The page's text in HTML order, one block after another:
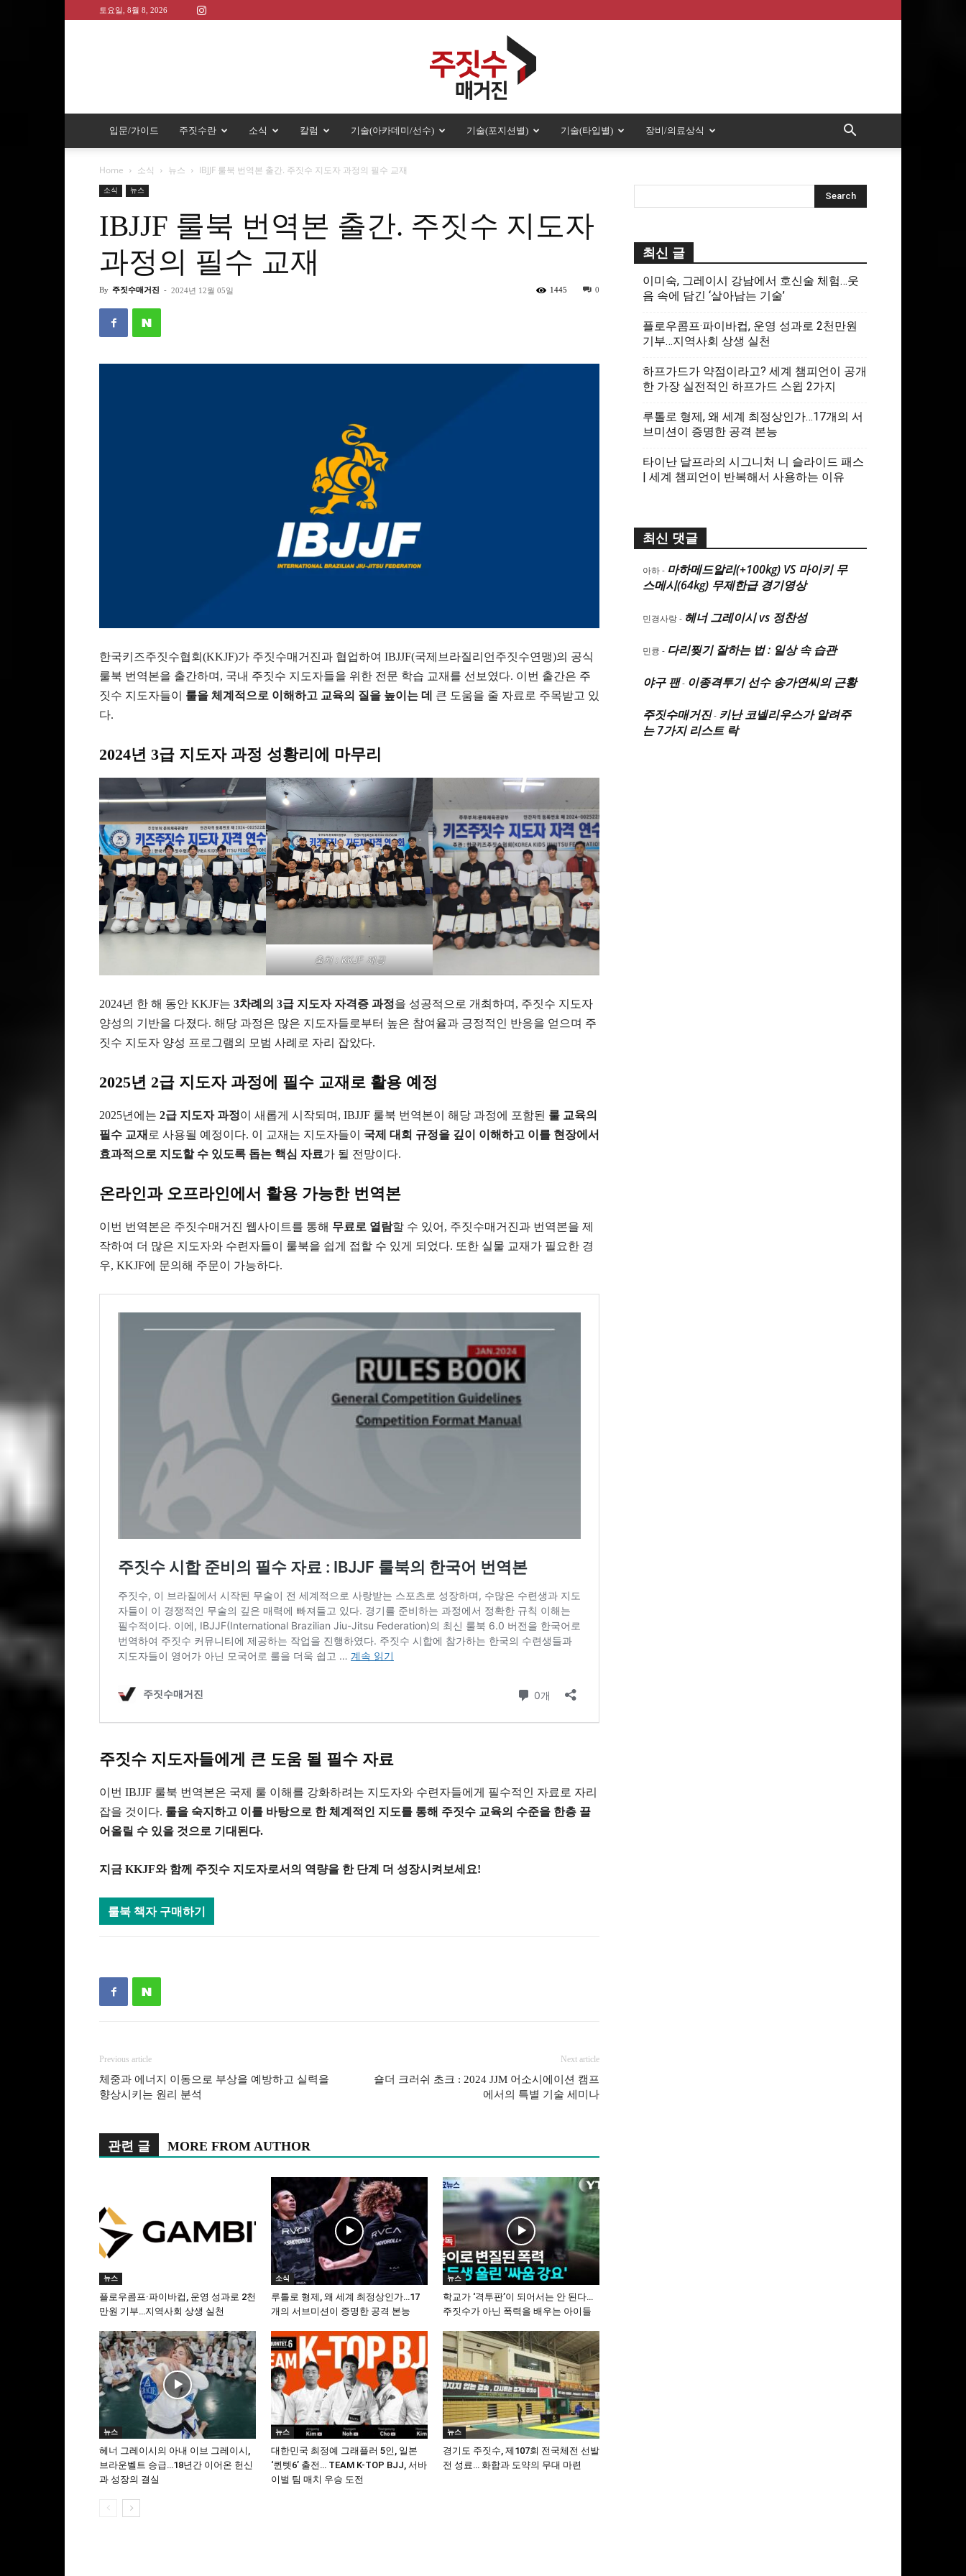
토요일, 8월 8, 2026
주
짓
입문/가이드 주짓수란 소식 칼럼 기술(아카데미/선수) 기술(포지션별) 기술(타입별) 장비/의료상식
Home 소식 뉴스 IBJJF 룰북 번역본 출간. 주짓수 지도자 과정의 필수 교재
소식 뉴스
IBJJF 룰북 번역본 출간. 주짓수 지도자
과정의 필수 교재
By 주짓수매거진 - 2024년 12월 05일 0
1445
한국키즈주짓수협회(KKJF)가 주짓수매거진과 협업하여 IBJJF(국제브라질리언주짓수연맹)의 공식
룰북 번역본을 출간하며, 국내 주짓수 지도자들을 위한 전문 학습 교재를 선보였다. 이번 출간은 주
짓수 지도자들이 룰을 체계적으로 이해하고 교육의 질을 높이는 데
큰 도움을 줄 자료로 주목받고 있
다.
2024년 3급 지도자 과정 성황리에 마무리
출처 : KKJF 제공
2024년 한 해 동안 KKJF는 3차례의 3급 지도자 자격증 과정을 성공적으로 개최하며, 주짓수 지도자
양성의 기반을 다졌다. 해당 과정은 많은 지도자들로부터 높은 참여율과 긍정적인 반응을 얻으며 주
짓수 지도자 양성 프로그램의 모범 사례로 자리 잡았다.
2025년 2급 지도자 과정에 필수 교재로 활용 예정
2025년에는 2급 지도자 과정이 새롭게 시작되며, IBJJF 룰북 번역본이 해당 과정에 포함된 룰 교육의
필수 교재 로 사용될 예정이다. 이 교재는 지도자들이 국제 대회 규정을 깊이 이해하고 이를 현장에서
효과적으로 지도할 수 있도록 돕는 핵심 자료가 될 전망이다.
온라인과 오프라인에서 활용 가능한 번역본
이번 번역본은 주짓수매거진 웹사이트를 통해 무료로 열람할 수 있어, 주짓수매거진과 번역본을 제
작하여 더 많은 지도자와 수련자들이 룰북을 쉽게 접할 수 있게 되었다. 또한 실물 교재가 필요한 경
우, KKJF에 문의해 주문이 가능하다.
주짓수 지도자들에게 큰 도움 될 필수 자료
이번 IBJJF 룰북 번역본은 국제 룰 이해를 강화하려는 지도자와 수련자들에게 필수적인 자료로 자리
잡을 것이다. 룰을 숙지하고 이를 바탕으로 한 체계적인 지도를 통해 주짓수 교육의 수준을 한층 끌
어올릴 수 있을 것으로 기대된다.
지금 KKJF와 함께 주짓수 지도자로서의 역량을 한 단계 더 성장시켜보세요!
룰북 책자 구매하기
Previous article
체중과 에너지 이동으로 부상을 예방하고 실력을
향상시키는 원리 분석
Next article
숄더 크러쉬 초크 : 2024 JJM 어소시에이션 캠프
에서의 특별 기술 세미나
관련 글 MORE FROM AUTHOR
뉴스
플로우콤프·파이바컵, 운영 성과로 2천
만원 기부…지역사회 상생 실천
소식
루톨로 형제, 왜 세계 최정상인가…17
개의 서브미션이 증명한 공격 본능
뉴스
학교가 ‘격투판’이 되어서는 안 된다…
주짓수가 아닌 폭력을 배우는 아이들
뉴스
헤너 그레이시의 아내 이브 그레이시,
브라운벨트 승급…18년간 이어온 헌신
과 성장의 결실
뉴스
대한민국 최정예 그래플러 5인, 일본
‘퀸텟6’ 출전… TEAM K-TOP BJJ, 서바
이벌 팀 매치 우승 도전
뉴스
경기도 주짓수, 제107회 전국체전 선발
전 성료… 화합과 도약의 무대 마련
최신 글
이미숙, 그레이시 강남에서 호신술 체험…웃
음 속에 담긴 ‘살아남는 기술’
플로우콤프·파이바컵, 운영 성과로 2천만원
기부…지역사회 상생 실천
하프가드가 약점이라고? 세계 챔피언이 공개
한 가장 실전적인 하프가드 스윕 2가지
루톨로 형제, 왜 세계 최정상인가…17개의 서
브미션이 증명한 공격 본능
타이난 달프라의 시그니처 니 슬라이드 패스
| 세계 챔피언이 반복해서 사용하는 이유
최신 댓글
아하- 마하메드알리(+100kg) VS 마이키 무
스메시(64kg) 무제한급 경기영상
민경사랑- 헤너 그레이시 vs 정찬성
민큥 - 다리찢기 잘하는 법 : 일상 속 습관
야구 팬- 이종격투기 선수 송가연씨의 근황
주짓수매거진- 키난 코넬리우스가 알려주
는 7가지 리스트 락